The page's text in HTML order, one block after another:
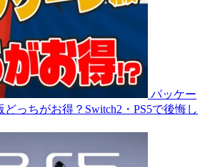
パッケー
っちがお得？Switch2・PS5で後悔し